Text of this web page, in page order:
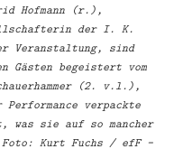
Hofmann (r.),
der I. K.
Veranstaltung, sind
Gästen begeistert vom
(2. v.l.),
verpackte
was sie auf so mancher
Foto: Kurt Fuchs / efF –